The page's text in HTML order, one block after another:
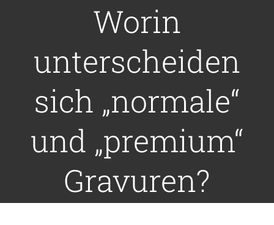
Worin
unterscheiden
sich „normale“
und „premium“
Gravuren?